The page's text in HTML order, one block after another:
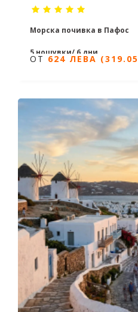
Морска почивка в Пафос
5 нощувки/ 6 дни
624 ЛЕВА
ОТ 624 ЛЕВА